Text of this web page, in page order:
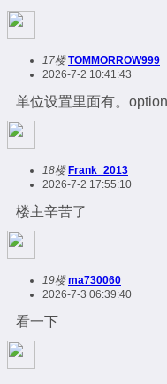
17楼 TOMMORROW999
2026-7-2 10:41:43
单位设置里面有。
18楼 Frank_2013
2026-7-2 17:55:10
楼主辛苦了
19楼 ma730060
2026-7-3 06:39:40
看一下